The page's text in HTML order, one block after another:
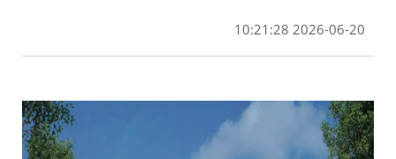
2026-06-20 10:21:28